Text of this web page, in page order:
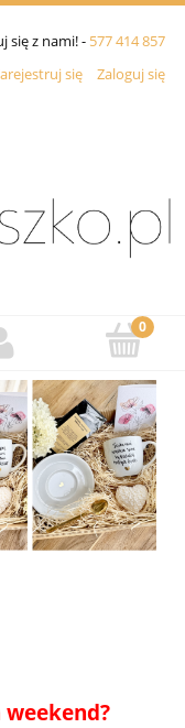
się z nami! - 577 414 857
się
Zaloguj się